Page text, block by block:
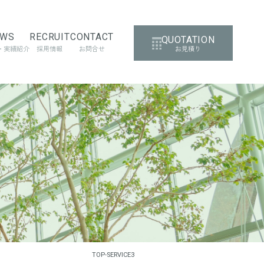
届出サポート
サルティング
スオフィス認証コンサルティング
実績紹介
RECRUIT
採用情報
CONTACT
お問合せ
QUOTATION
お見積り
TOP-SERVICE3